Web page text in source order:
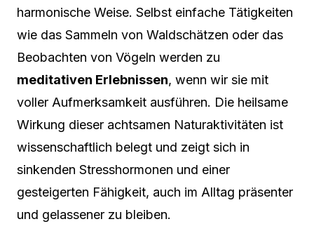
harmonische Weise. Selbst einfache Tätigkeiten
wie das Sammeln von Waldschätzen oder das
Beobachten von Vögeln werden zu
meditativen Erlebnissen, wenn wir sie mit
voller Aufmerksamkeit ausführen. Die heilsame
Wirkung dieser achtsamen Naturaktivitäten ist
wissenschaftlich belegt und zeigt sich in
sinkenden Stresshormonen und einer
gesteigerten Fähigkeit, auch im Alltag präsenter
und gelassener zu bleiben.